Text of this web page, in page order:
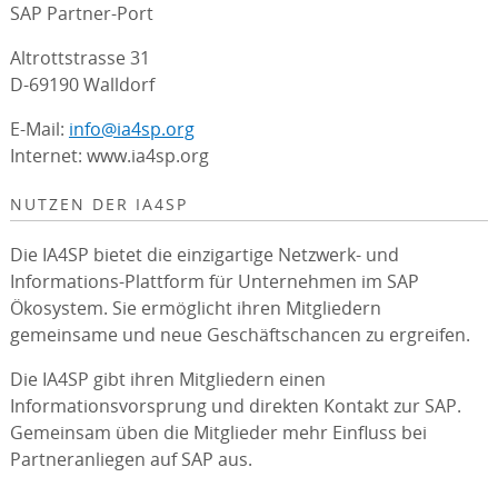
SAP Partner-Port
Altrottstrasse 31
D-69190 Walldorf
E-Mail: info@ia4sp.org
Internet: www.ia4sp.org
NUTZEN DER IA4SP
Die IA4SP bietet die einzigartige Netzwerk- und
Informations-Plattform für Unternehmen im SAP
Ökosystem. Sie ermöglicht ihren Mitgliedern
gemeinsame und neue Geschäftschancen zu ergreifen.
Die IA4SP gibt ihren Mitgliedern einen
Informationsvorsprung und direkten Kontakt zur SAP.
Gemeinsam üben die Mitglieder mehr Einfluss bei
Partneranliegen auf SAP aus.